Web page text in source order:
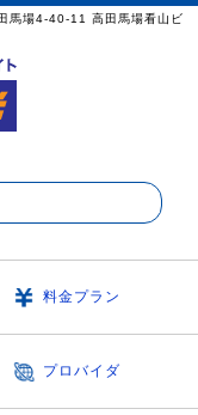
料金プラン
プロバイダ